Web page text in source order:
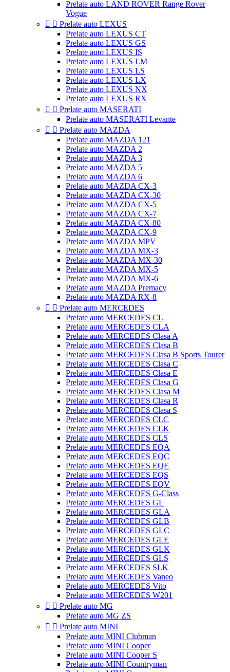
Prelate auto LAND ROVER Range Rover
Vogue
  Prelate auto LEXUS
Prelate auto LEXUS CT
Prelate auto LEXUS GS
Prelate auto LEXUS IS
Prelate auto LEXUS LM
Prelate auto LEXUS LS
Prelate auto LEXUS LX
Prelate auto LEXUS NX
Prelate auto LEXUS RX
  Prelate auto MASERATI
Prelate auto MASERATI Levante
  Prelate auto MAZDA
Prelate auto MAZDA 121
Prelate auto MAZDA 2
Prelate auto MAZDA 3
Prelate auto MAZDA 5
Prelate auto MAZDA 6
Prelate auto MAZDA CX-3
Prelate auto MAZDA CX-30
Prelate auto MAZDA CX-5
Prelate auto MAZDA CX-7
Prelate auto MAZDA CX-80
Prelate auto MAZDA CX-9
Prelate auto MAZDA MPV
Prelate auto MAZDA MX-3
Prelate auto MAZDA MX-30
Prelate auto MAZDA MX-5
Prelate auto MAZDA MX-6
Prelate auto MAZDA Premacy
Prelate auto MAZDA RX-8
  Prelate auto MERCEDES
Prelate auto MERCEDES CL
Prelate auto MERCEDES CLA
Prelate auto MERCEDES Clasa A
Prelate auto MERCEDES Clasa B
Prelate auto MERCEDES Clasa B Sports Tourer
Prelate auto MERCEDES Clasa C
Prelate auto MERCEDES Clasa E
Prelate auto MERCEDES Clasa G
Prelate auto MERCEDES Clasa M
Prelate auto MERCEDES Clasa R
Prelate auto MERCEDES Clasa S
Prelate auto MERCEDES CLC
Prelate auto MERCEDES CLK
Prelate auto MERCEDES CLS
Prelate auto MERCEDES EQA
Prelate auto MERCEDES EQC
Prelate auto MERCEDES EQE
Prelate auto MERCEDES EQS
Prelate auto MERCEDES EQV
Prelate auto MERCEDES G-Class
Prelate auto MERCEDES GL
Prelate auto MERCEDES GLA
Prelate auto MERCEDES GLB
Prelate auto MERCEDES GLC
Prelate auto MERCEDES GLE
Prelate auto MERCEDES GLK
Prelate auto MERCEDES GLS
Prelate auto MERCEDES SLK
Prelate auto MERCEDES Vaneo
Prelate auto MERCEDES Vito
Prelate auto MERCEDES W201
  Prelate auto MG
Prelate auto MG ZS
  Prelate auto MINI
Prelate auto MINI Clubman
Prelate auto MINI Cooper
Prelate auto MINI Cooper S
Prelate auto MINI Countryman